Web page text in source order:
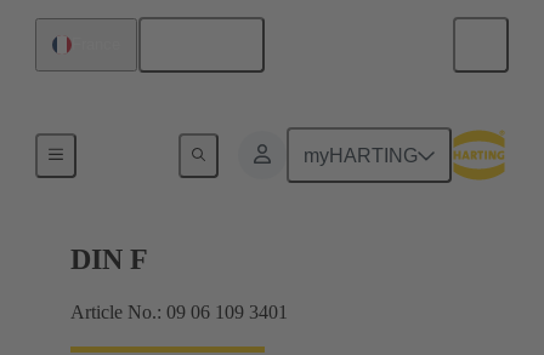
myHARTING
DIN F
Article No.: 09 06 109 3401